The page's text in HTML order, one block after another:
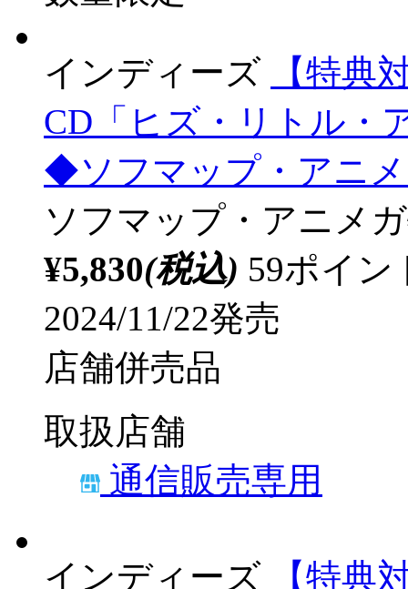
2025/09/26発売
限定数終了
インディーズ （ドラ
うからキスしてくれ
¥3,630(税込) 37ポイ
2025/03/21発売
数量限定
インディーズ 【特典
CD「ヒズ・リトル・
◆ソフマップ・アニ